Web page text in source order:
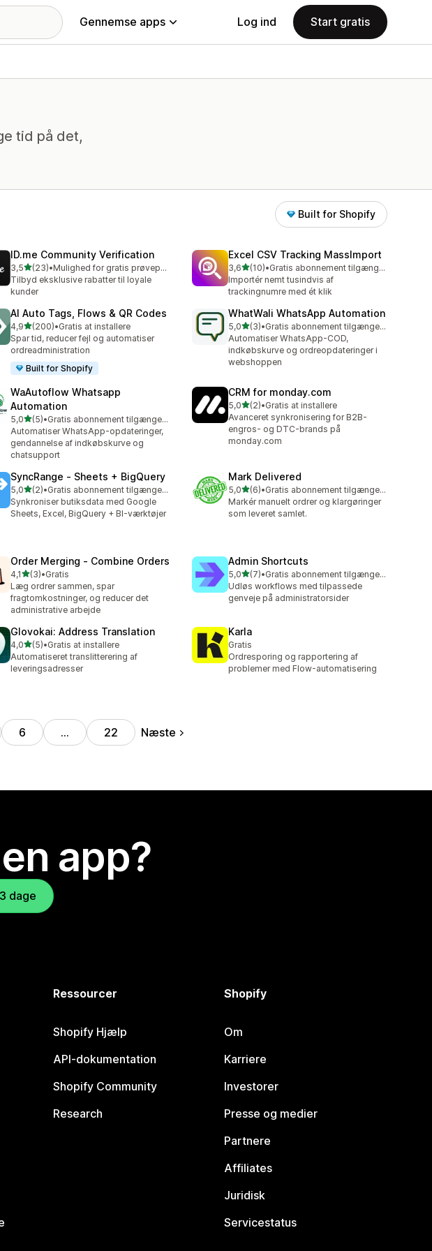
Gennemse apps Log ind Start gratis
tid på det,
Built for Shopify
ID.me Community Verification
3,5ud af 5 stjerner
(23)
23 anmeldelser i alt
•
Mulighed for gratis prøveperiode
Tilbyd eksklusive rabatter til loyale
kunder
Excel CSV Tracking MassImport
3,6ud af 5 stjerner
(10)
10 anmeldelser i alt
•
Gratis abonnement tilgængeligt
Importér nemt tusindvis af
trackingnumre med ét klik
AI Auto Tags, Flows & QR Codes
4,9ud af 5 stjerner
(200)
200 anmeldelser i alt
•Gratis at installere
Spar tid, reducer fejl og automatiser
ordreadministration
Built for Shopify
WhatWali WhatsApp Automation
5,0ud af 5 stjerner
(3)
3 anmeldelser i alt
•
Gratis abonnement tilgængeligt
Automatiser WhatsApp-COD,
indkøbskurve og ordreopdateringer i
webshoppen
WaAutoflow Whatsapp
Automation
5,0ud af 5 stjerner
(5)
5 anmeldelser i alt
•
Gratis abonnement tilgængeligt
Automatiser WhatsApp-opdateringer,
gendannelse af indkøbskurve og
chatsupport
CRM for monday.com
5,0ud af 5 stjerner
(2)
2 anmeldelser i alt
•Gratis at installere
Avanceret synkronisering for B2B-
engros- og DTC-brands på
monday.com
SyncRange ‑ Sheets + BigQuery
5,0ud af 5 stjerner
(2)
2 anmeldelser i alt
•
Gratis abonnement tilgængeligt
Synkroniser butiksdata med Google
Sheets, Excel, BigQuery + BI-værktøjer
Mark Delivered
5,0ud af 5 stjerner
(6)
6 anmeldelser i alt
•
Gratis abonnement tilgængeligt
Markér manuelt ordrer og klargøringer
som leveret samlet.
Order Merging ‑ Combine Orders
4,1ud af 5 stjerner
(3)
3 anmeldelser i alt
•Gratis
Læg ordrer sammen, spar
fragtomkostninger, og reducer det
administrative arbejde
Admin Shortcuts
5,0ud af 5 stjerner
(7)
7 anmeldelser i alt
•
Gratis abonnement tilgængeligt
Udløs workflows med tilpassede
genveje på administratorsider
Glovokai: Address Translation
4,0ud af 5 stjerner
(5)
5 anmeldelser i alt
•Gratis at installere
Automatiseret translitterering af
leveringsadresser
Karla
Gratis
Ordresporing og rapportering af
problemer med Flow-automatisering
6 … 22 Næste
app?
dage
Ressourcer
Shopify Hjælp
API-dokumentation
Shopify Community
Research
Shopify
Om
Karriere
Investorer
Presse og medier
Partnere
Affiliates
Juridisk
Servicestatus